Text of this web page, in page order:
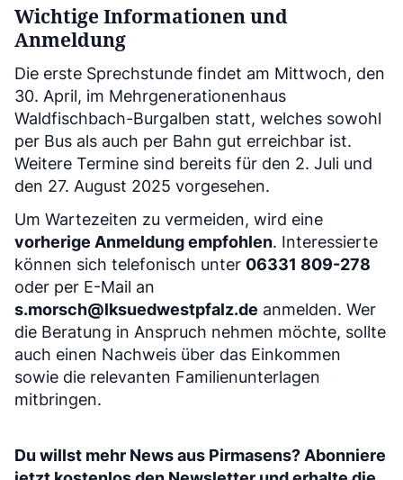
Wichtige Informationen und
Anmeldung
Die erste Sprechstunde findet am Mittwoch, den
30. April, im Mehrgenerationenhaus
Waldfischbach-Burgalben statt, welches sowohl
per Bus als auch per Bahn gut erreichbar ist.
Weitere Termine sind bereits für den 2. Juli und
den 27. August 2025 vorgesehen.
Um Wartezeiten zu vermeiden, wird eine
vorherige Anmeldung empfohlen. Interessierte
können sich telefonisch unter 06331 809-278
oder per E-Mail an
s.morsch@lksuedwestpfalz.de anmelden. Wer
die Beratung in Anspruch nehmen möchte, sollte
auch einen Nachweis über das Einkommen
sowie die relevanten Familienunterlagen
mitbringen.
Du willst mehr News aus Pirmasens? Abonniere